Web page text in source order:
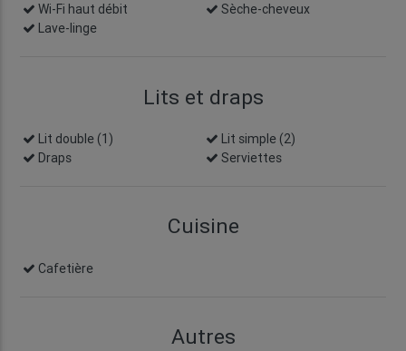
Wi-Fi haut débit
Sèche-cheveux
Lave-linge
Lits et draps
Lit double (1)
Lit simple (2)
Draps
Serviettes
Cuisine
Cafetière
Autres